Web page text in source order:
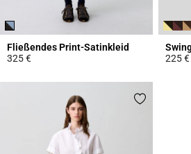
Fließendes Print-Satinkleid
325 €
225 €